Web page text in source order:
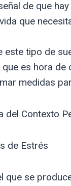
de que
que
este tipo de
que es hora de
medidas
del Contexto
de Estrés
que se